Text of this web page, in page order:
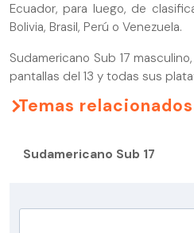
Ecuador, para luego, de
Bolivia, Brasil, Perú o Venezuela.
Sudamericano Sub 17
pantallas del 13 y todas sus
Temas relacionados
Sudamericano Sub 17